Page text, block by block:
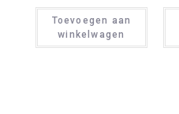
Toevoegen aan
winkelwagen